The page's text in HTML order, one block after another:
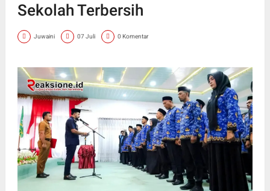
Sekolah Terbersih
Juwaini 07 Juli 0 Komentar